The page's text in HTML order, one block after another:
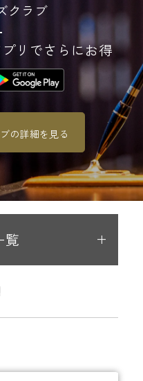
クラブ
リでさらにお得
の詳細を見る
覧